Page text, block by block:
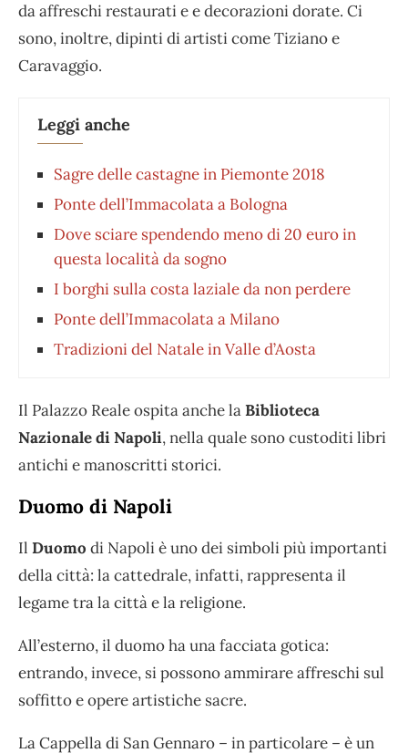
da affreschi restaurati e e decorazioni dorate. Ci
sono, inoltre, dipinti di artisti come Tiziano e
Caravaggio.
Leggi anche
Sagre delle castagne in Piemonte 2018
Ponte dell’Immacolata a Bologna
Dove sciare spendendo meno di 20 euro in
questa località da sogno
I borghi sulla costa laziale da non perdere
Ponte dell’Immacolata a Milano
Tradizioni del Natale in Valle d’Aosta
Il Palazzo Reale ospita anche laBiblioteca
Nazionale di Napoli, nella quale sono custoditi libri
antichi e manoscritti storici.
Duomo di Napoli
Il Duomo di Napoli è uno dei simboli più importanti
della città: la cattedrale, infatti, rappresenta il
legame tra la città e la religione.
All’esterno, il duomo ha una facciata gotica:
entrando, invece, si possono ammirare affreschi sul
soffitto e opere artistiche sacre.
La Cappella di San Gennaro – in particolare – è un